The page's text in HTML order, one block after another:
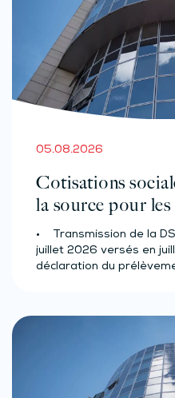
05.08.2026
Cotisations
la source pour les
(effectif d’au
• Transmission de la
juillet 2026 versés en
déclaration du